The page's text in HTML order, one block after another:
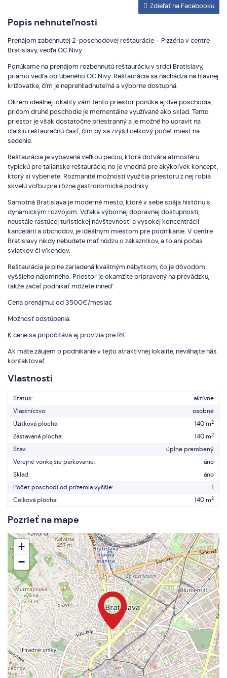
Popis nehnuteľnosti
Zdieľať na Facebooku
Prenájom zabehnutej 2-poschodovej reštaurácie – Pizzéria v centre
Bratislavy, vedľa OC Nivy
Ponúkame na prenájom rozbehnutú reštauráciu v srdci Bratislavy,
priamo vedľa obľúbeného OC Nivy. Reštaurácia sa nachádza na hlavnej
križovatke, čím je neprehliadnuteľná a výborne dostupná.
Okrem ideálnej lokality vám tento priestor ponúka aj dve poschodia,
pričom druhé poschodie je momentálne využívané ako sklad. Tento
priestor je však dostatočne priestranný a je možné ho upravit na
ďalšiu reštauračnú časť, čím by sa zvýšil celkový počet miest na
sedenie.
Reštaurácia je vybavená veľkou pecou, ktorá dotvára atmosféru
typickú pre talianske reštaurácie, no je vhodná pre akýkoľvek koncept,
ktorý si vyberiete. Rozmanité možnosti využitia priestoru z nej robia
skvelú voľbu pre rôzne gastronomické podniky.
Samotná Bratislava je moderné mesto, ktoré v sebe spája históriu s
dynamickým rozvojom. Vďaka výbornej dopravnej dostupnosti,
neustále rastúcej turistickej návštevnosti a vysokej koncentrácii
kancelárií a obchodov, je ideálnym miestom pre podnikanie. V centre
Bratislavy nikdy nebudete mať núdzu o zákazníkov, a to ani počas
sviatkov či víkendov.
Reštaurácia je plne zariadená kvalitným nábytkom, čo je dôvodom
vyššieho nájomného. Priestor je okamžite pripravený na prevádzku,
takže začať podnikať môžete ihneď.
Cena prenájmu: od 3500€/mesiac
Možnosť odstúpenia.
K cene sa pripočitáva aj provízia pre RK.
Ak máte záujem o podnikanie v tejto atraktívnej lokalite, neváhajte nás
kontaktovať.
Vlastnosti
Status:
aktívne
Vlastníctvo:
osobné
Úžitková plocha:
140 m2
Zastavaná plocha: 140 m2
Stav:
úplne prerobený
Verejné vonkajšie parkovanie:
áno
Sklad:
áno
Počet poschodí od prízemia vyššie:
1
Celková plocha:
140 m2
Pozrieť na mape
+
−